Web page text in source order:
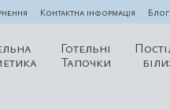
Контактна інформація Блог
Готельні
Тапочки